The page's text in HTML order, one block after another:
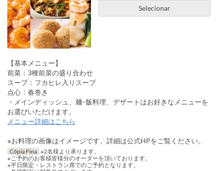
Selecionar
【基本メニュー】
前菜：3種前菜の盛り合わせ
スープ：フカヒレ入りスープ
点心：春巻き
・メインディッシュ、麺･飯料理、デザートはお好きなメニューを
お選びいただけます。
メニュー詳細はこちら
※お料理の画像はイメージです。詳細は公式HPをご覧ください。
Cópia Fina ※2名様より承ります。
※ご予約のお客様皆様分のオーダーを頂いております。
※平日限定・レストラン席でのご予約となります。